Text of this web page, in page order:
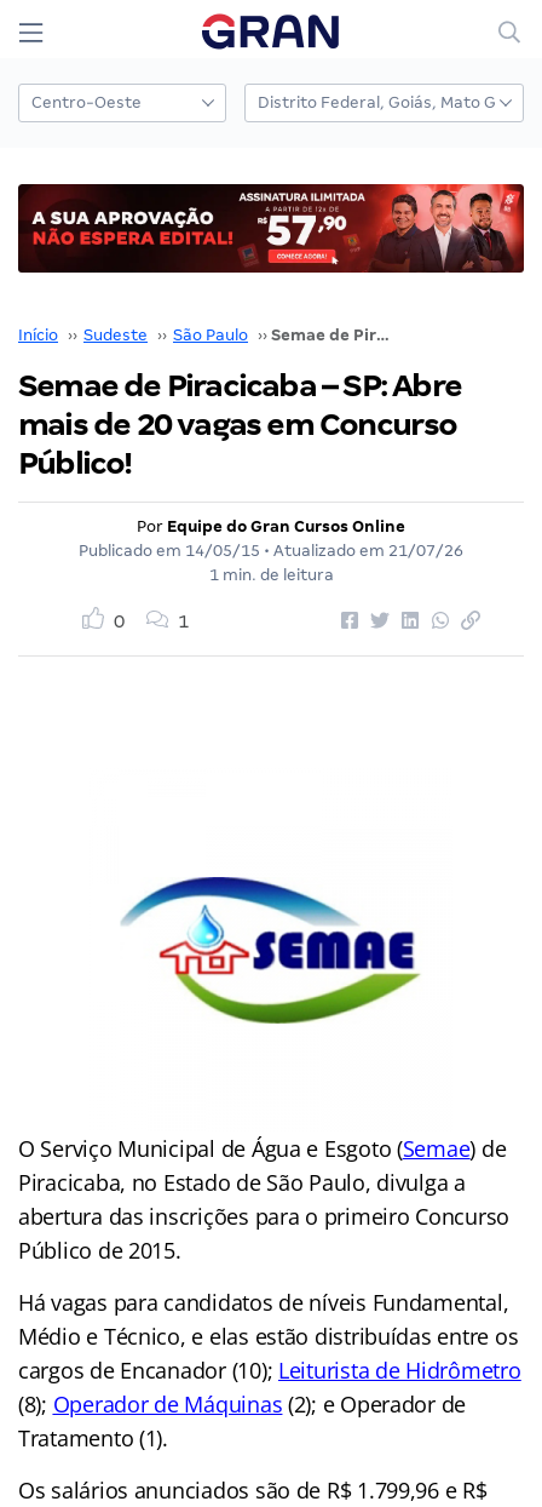
Início ›› Sudeste ›› São Paulo ›› Semae de Piracicaba – SP: Abre mais de 20 vagas em Concurso Público!
Semae de Piracicaba – SP: Abre
mais de 20 vagas em Concurso
Público!
Por Equipe do Gran Cursos Online
Publicado em 14/05/15 • Atualizado em 21/07/26
1 min. de leitura
0 1
O Serviço Municipal de Água e Esgoto (Semae) de
Piracicaba, no Estado de São Paulo, divulga a
abertura das inscrições para o primeiro Concurso
Público de 2015.
Há vagas para candidatos de níveis Fundamental,
Médio e Técnico, e elas estão distribuídas entre os
cargos de Encanador (10); Leiturista de Hidrômetro
(8); Operador de Máquinas (2); e Operador de
Tratamento (1).
Os salários anunciados são de R$ 1.799,96 e R$